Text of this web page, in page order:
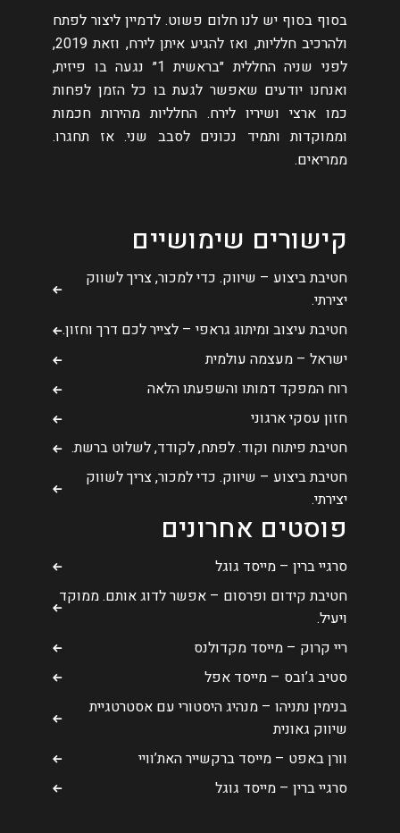
בסוף בסוף יש לנו חלום פשוט. לדמיין ליצור לפתח
ולהרכיב חלליות, ואז להגיע איתן לירח, וזאת 2019,
לפני שניה החללית ״בראשית 1״ נגעה בו פיזית,
ואנחנו יודעים שאפשר לגעת בו כל הזמן לפחות
כמו ארצי ושיריו לירח. החלליות מהירות חכמות
וממוקדות ותמיד נכונים לסבב שני. אז תחגרו.
ממריאים.
קישורים שימושיים
חטיבת ביצוע – שיווק. כדי למכור, צריך לשווק
יצירתי.
חטיבת עיצוב ומיתוג גראפי – לצייר לכם דרך וחזון.
ישראל – מעצמה עולמית
רוח המפקד דמותו והשפעתו הלאה
חזון עסקי ארגוני
חטיבת פיתוח וקוד. לפתח, לקודד, לשלוט ברשת.
חטיבת ביצוע – שיווק. כדי למכור, צריך לשווק
יצירתי.
פוסטים אחרונים
סרגיי ברין – מייסד גוגל
חטיבת קידום ופרסום – אפשר לדוג אותם. ממוקד
ויעיל.
ריי קרוק – מייסד מקדולנס
סטיב ג’ובס – מייסד אפל
בנימין נתניהו – מנהיג היסטורי עם אסטרטגיית
שיווק גאונית
וורן באפט – מייסד ברקשייר האת’וויי
סרגיי ברין – מייסד גוגל